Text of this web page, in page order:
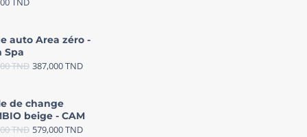
auto Area zéro -
Spa
TND 387,000TND
de change
beige - CAM
TND 579,000TND